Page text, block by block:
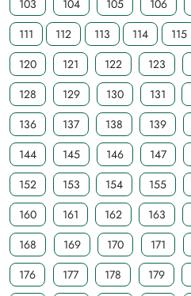
103
104 105 106
111
112 113 114 115
120
121 122 123
128
129 130 131
136
137 138 139
144
145 146 147
152
153 154 155
160
161 162 163
168
169 170 171
176
177 178 179